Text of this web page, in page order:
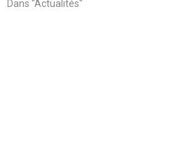
Dans "Actualités"